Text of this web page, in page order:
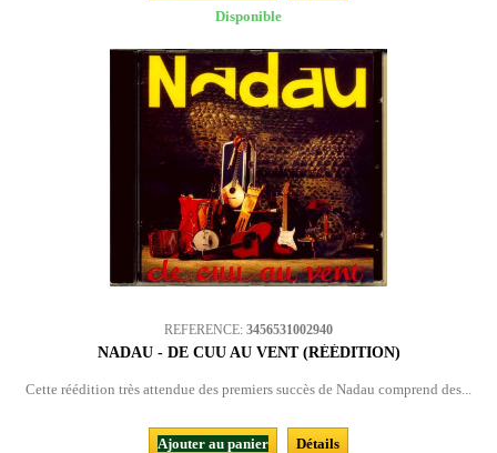
Disponible
REFERENCE: 3456531002940
NADAU - DE CUU AU VENT (RÉÉDITION)
Cette réédition très attendue des premiers succès de Nadau comprend des...
Ajouter au panier Détails